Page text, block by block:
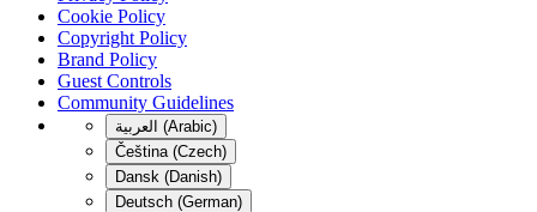
Cookie Policy
Copyright Policy
Brand Policy
Guest Controls
Community Guidelines
العربية (Arabic)
Čeština (Czech)
Dansk (Danish)
Deutsch (German)